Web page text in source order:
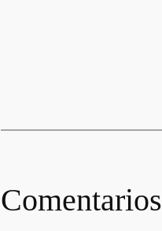
Comentarios